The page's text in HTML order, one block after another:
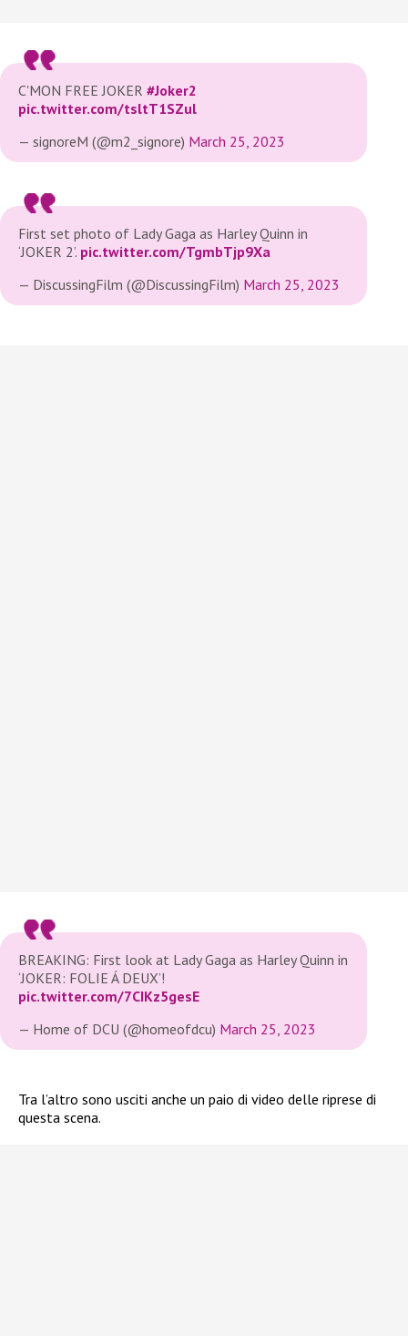
C'MON FREE JOKER #Joker2
pic.twitter.com/tsltT1SZul
— signoreM (@m2_signore) March 25, 2023
First set photo of Lady Gaga as Harley Quinn in
‘JOKER 2’. pic.twitter.com/TgmbTjp9Xa
— DiscussingFilm (@DiscussingFilm) March 25, 2023
BREAKING: First look at Lady Gaga as Harley Quinn in
‘JOKER: FOLIE Á DEUX’!
pic.twitter.com/7CIKz5gesE
— Home of DCU (@homeofdcu) March 25, 2023
Tra l’altro sono usciti anche un paio di video delle riprese di
questa scena.